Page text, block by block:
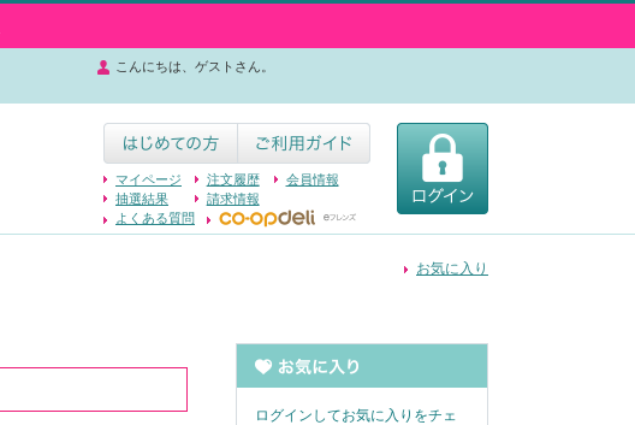
こんにちは、ゲストさん。
マイページ 注文履歴
会員情報
抽選結果
請求情報
よくある質問
お気に入り
ログインしてお気に入りをチェ